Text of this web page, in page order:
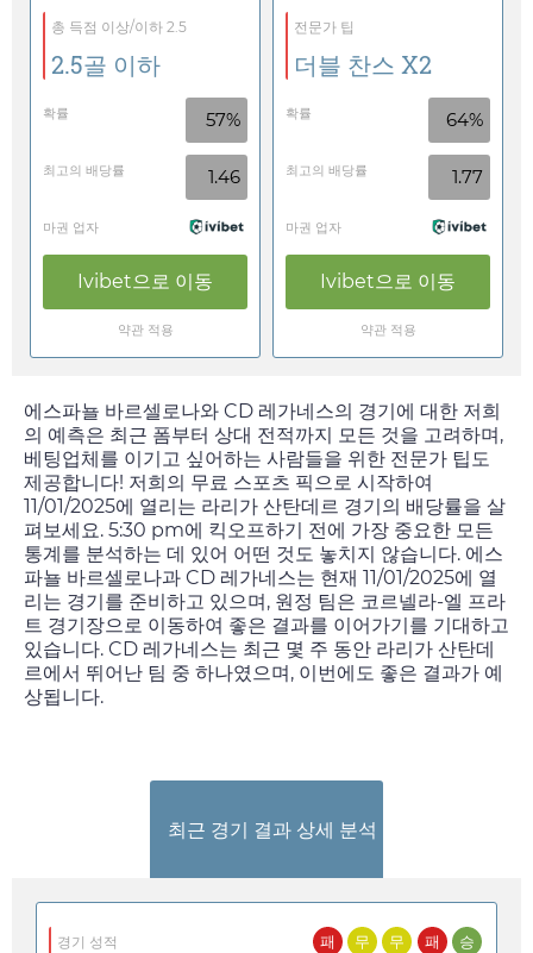
총 득점 이상/이하 2.5
2.5골 이하
확률 57%
최고의 배당률 1.46
마권 업자
Ivibet으로 이동
약관 적용
전문가 팁
더블 찬스 X2
확률 64%
최고의 배당률 1.77
마권 업자
Ivibet으로 이동
약관 적용
에스파뇰 바르셀로나와 CD 레가네스의 경기에 대한 저희
의 예측은 최근 폼부터 상대 전적까지 모든 것을 고려하며,
베팅업체를 이기고 싶어하는 사람들을 위한 전문가 팁도
제공합니다! 저희의 무료 스포츠 픽으로 시작하여
11/01/2025에 열리는 라리가 산탄데르 경기의 배당률을 살
펴보세요. 5:30 pm에 킥오프하기 전에 가장 중요한 모든
통계를 분석하는 데 있어 어떤 것도 놓치지 않습니다. 에스
파뇰 바르셀로나과 CD 레가네스는 현재 11/01/2025에 열
리는 경기를 준비하고 있으며, 원정 팀은 코르넬라-엘 프라
트 경기장으로 이동하여 좋은 결과를 이어가기를 기대하고
있습니다. CD 레가네스는 최근 몇 주 동안 라리가 산탄데
르에서 뛰어난 팀 중 하나였으며, 이번에도 좋은 결과가 예
상됩니다.
최근 경기 결과 상세 분석
경기 성적 패 무 무 패 승